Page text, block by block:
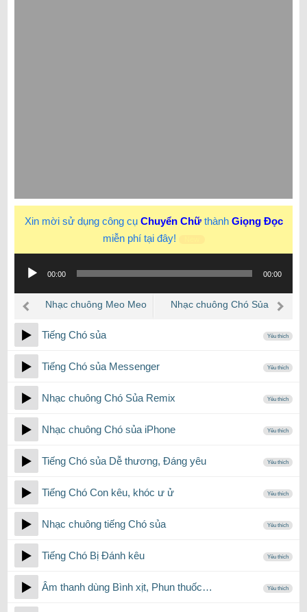
Xin mời sử dụng công cụ Chuyển Chữthành Giọng Đọc
miễn phí tại đây!
phát
âm
thanh
00:00 00:00
Nhạc chuông Meo Meo
Nhạc chuông Chó Sủa
Tiếng Chó sủa Yêu thích
Tiếng Chó sủa Messenger Yêu thích
Nhạc chuông Chó Sủa Remix Yêu thích
Nhạc chuông Chó sủa iPhone Yêu thích
Tiếng Chó sủa Dễ thương, Đáng yêu Yêu thích
Tiếng Chó Con kêu, khóc ư ử Yêu thích
Nhạc chuông tiếng Chó sủa Yêu thích
Tiếng Chó Bị Đánh kêu Yêu thích
Âm thanh dùng Bình xịt, Phun thuốc… Yêu thích